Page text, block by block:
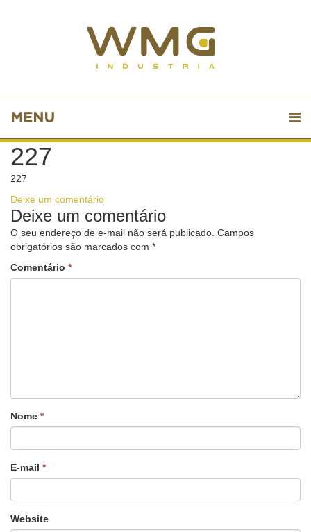
MENU
227
227
Deixe um comentário
Deixe um comentário
O seu endereço de e-mail não será publicado. Campos
obrigatórios são marcados com *
Comentário *
Nome *
E-mail *
Website